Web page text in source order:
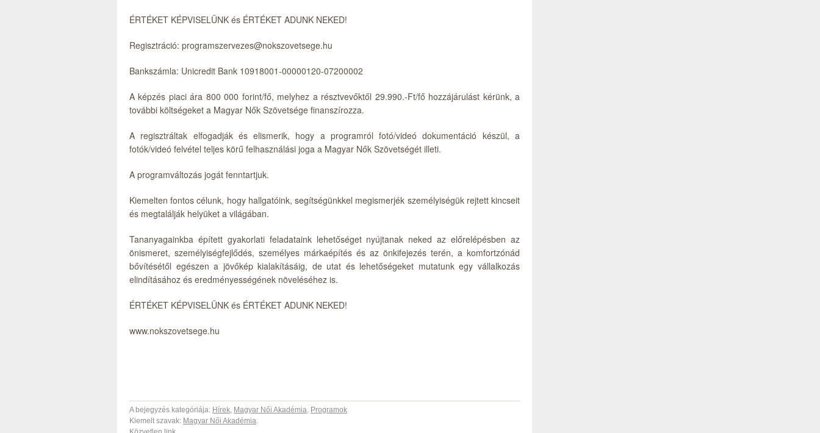
ÉRTÉKET KÉPVISELÜNK és ÉRTÉKET ADUNK NEKED!
Regisztráció: programszervezes@nokszovetsege.hu
Bankszámla: Unicredit Bank 10918001-00000120-07200002
A képzés piaci ára 800 000 forint/fő, melyhez a résztvevőktől 29.990.-Ft/fő hozzájárulást kérünk, a
további költségeket a Magyar Nők Szövetsége finanszírozza.
A regisztráltak elfogadják és elismerik, hogy a programról fotó/videó dokumentáció készül, a
fotók/videó felvétel teljes körű felhasználási joga a Magyar Nők Szövetségét illeti.
A programváltozás jogát fenntartjuk.
Kiemelten fontos célunk, hogy hallgatóink, segítségünkkel megismerjék személyiségük rejtett kincseit
és megtalálják helyüket a világában.
Tananyagainkba épített gyakorlati feladataink lehetőséget nyújtanak neked az előrelépésben az
önismeret, személyiségfejlődés, személyes márkaépítés és az önkifejezés terén, a komfortzónád
bővítésétől egészen a jövőkép kialakításáig, de utat és lehetőségeket mutatunk egy vállalkozás
elindításához és eredményességének növeléséhez is.
ÉRTÉKET KÉPVISELÜNK és ÉRTÉKET ADUNK NEKED!
www.nokszovetsege.hu
A bejegyzés kategóriája: Hírek, Magyar Női Akadémia, Programok
Kiemelt szavak: Magyar Női Akadémia.